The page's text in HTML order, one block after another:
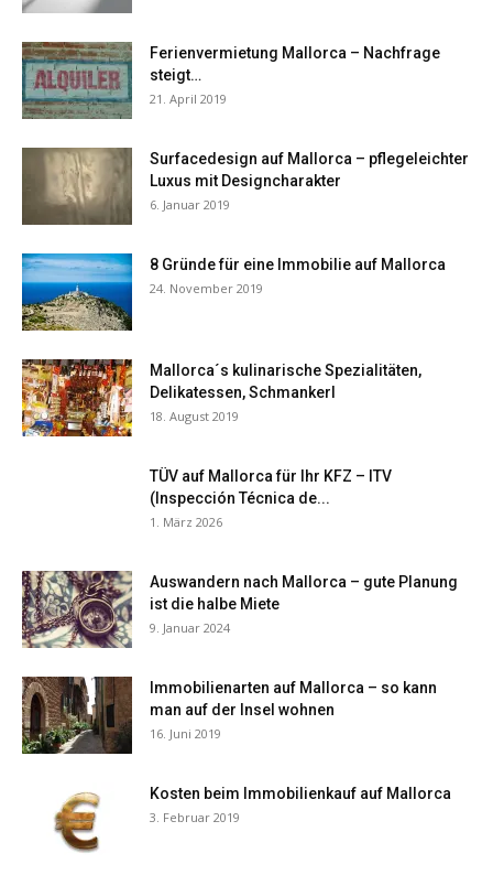
Ferienvermietung Mallorca – Nachfrage
steigt…
21. April 2019
Surfacedesign auf Mallorca – pflegeleichter
Luxus mit Designcharakter
6. Januar 2019
8 Gründe für eine Immobilie auf Mallorca
24. November 2019
Mallorca´s kulinarische Spezialitäten,
Delikatessen, Schmankerl
18. August 2019
TÜV auf Mallorca für Ihr KFZ – ITV
(Inspección Técnica de...
1. März 2026
Auswandern nach Mallorca – gute Planung
ist die halbe Miete
9. Januar 2024
Immobilienarten auf Mallorca – so kann
man auf der Insel wohnen
16. Juni 2019
Kosten beim Immobilienkauf auf Mallorca
3. Februar 2019